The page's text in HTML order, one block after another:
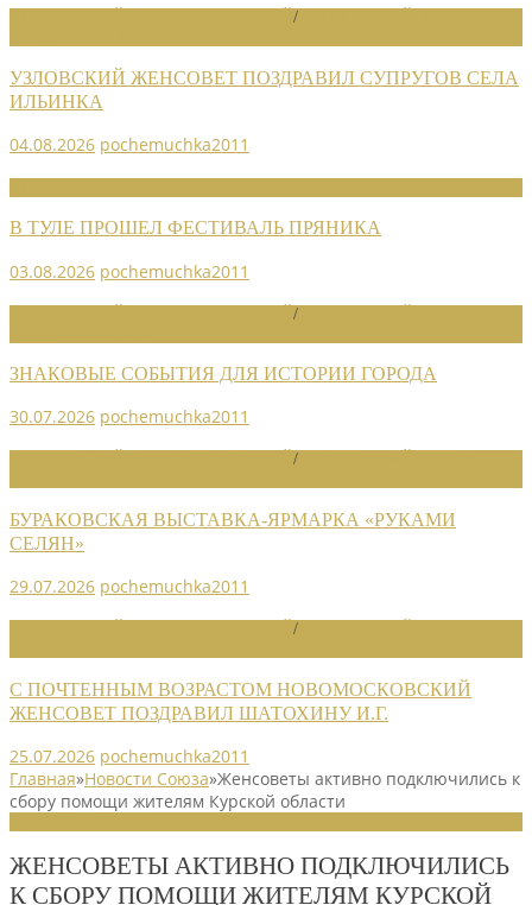
/
УЗЛОВСКИЙ ЖЕНСОВЕТ ПОЗДРАВИЛ СУПРУГОВ СЕЛА
ИЛЬИНКА
04.08.2026 pochemuchka2011
В ТУЛЕ ПРОШЕЛ ФЕСТИВАЛЬ ПРЯНИКА
03.08.2026 pochemuchka2011
/
ЗНАКОВЫЕ СОБЫТИЯ ДЛЯ ИСТОРИИ ГОРОДА
30.07.2026 pochemuchka2011
/
БУРАКОВСКАЯ ВЫСТАВКА-ЯРМАРКА «РУКАМИ
СЕЛЯН»
29.07.2026 pochemuchka2011
/
С ПОЧТЕННЫМ ВОЗРАСТОМ НОВОМОСКОВСКИЙ
ЖЕНСОВЕТ ПОЗДРАВИЛ ШАТОХИНУ И.Г.
25.07.2026 pochemuchka2011
Главная»Новости Союза»Женсоветы активно подключились к
сбору помощи жителям Курской области
ЖЕНСОВЕТЫ АКТИВНО ПОДКЛЮЧИЛИСЬ
К СБОРУ ПОМОЩИ ЖИТЕЛЯМ КУРСКОЙ